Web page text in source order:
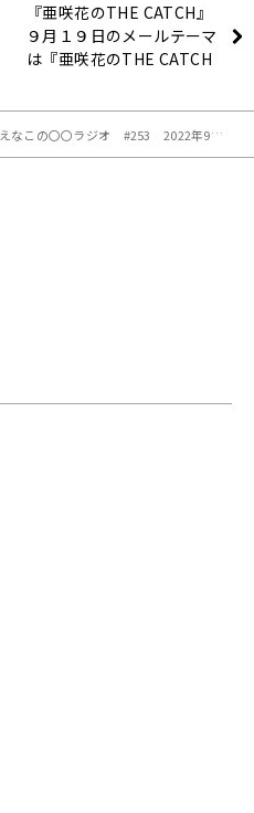
『亜咲花のTHE CATCH』
９月１９日のメールテーマ
は『亜咲花のTHE CATCH
えなこの〇〇ラジオ #253 2022年9月18日放送分 感想